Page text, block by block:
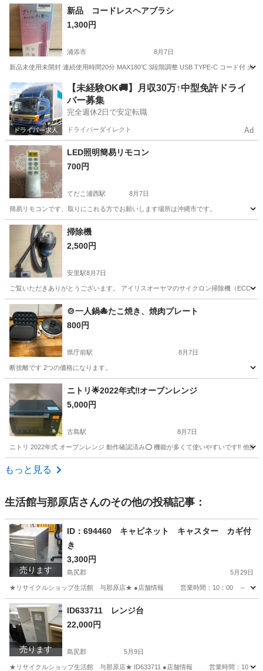
沖縄 浦添市 生活家電 カクレモモジリ
新品 コードレスヘアブラシ
1,300円
浦添市 8月7日
新品未使用未開封 連続使用時間20分 MAX180℃ 3段階調整 USB TYPE-C コード付 火
沖縄 浦添市 美容家電 新品
【未経験OK🚚】月収30万↑中型免許ドライ
バー募集
完全週休2日で安定転職
ドライバーダイレクト Ad
LED照明簡易リモコン
700円
てだこ浦西駅 8月7日
簡易リモコンです、取りにこれる方でお願いします場所は沖縄市です。
沖縄 沖縄市 てだこ浦西駅
掃除機
2,500円
安里駅8月7日
ご覧いただきありがとうございます。 アイリスオーヤマのサイクロン掃除機（ECC-
沖縄 那覇市 安里駅 生活家電
🍲一人鍋🐙たこ焼き、焼肉プレート
800円
県庁前駅 8月7日
断捨離です 2つの価格になります。
沖縄 那覇市 県庁前駅 キッチン家電
ニトリ🌟2022年式‼️オーブンレンジ
5,000円
古島駅 8月7日
ニトリ 2022年式 オーブンレンジ 動作確認済み⭕️ 機能が多くて使いやすいです‼️ 他投
沖縄 浦添市
もっと見る
生活館与那原店さんのその他の投稿記事：
売ります
ID：694460 キャビネット キャスター カギ付
き
3,300円
島尻郡 5月29日
★リサイクルショップ生活館 与那原店★ ●店舗情報 営業時間：10：00 ～ 19
沖縄 島尻郡
売ります
ID633711 レンジ台
22,000円
島尻郡 5月9日
★リサイクルショップ生活館 与那原店★ ID633711 ●店舗情報 営業時間：10：